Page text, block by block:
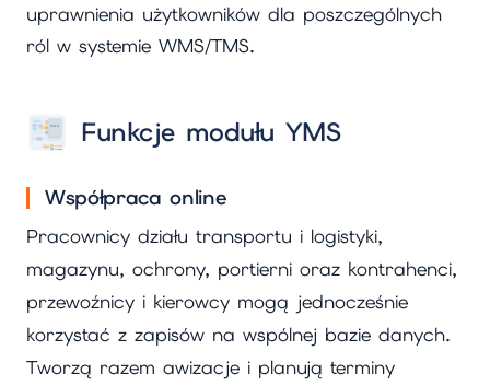
uprawnienia użytkowników dla poszczególnych
ról w systemie WMS/TMS.
Funkcje modułu YMS
Współpraca online
Pracownicy działu transportu i logistyki,
magazynu, ochrony, portierni oraz kontrahenci,
przewoźnicy i kierowcy mogą jednocześnie
korzystać z zapisów na wspólnej bazie danych.
Tworzą razem awizacje i planują terminy